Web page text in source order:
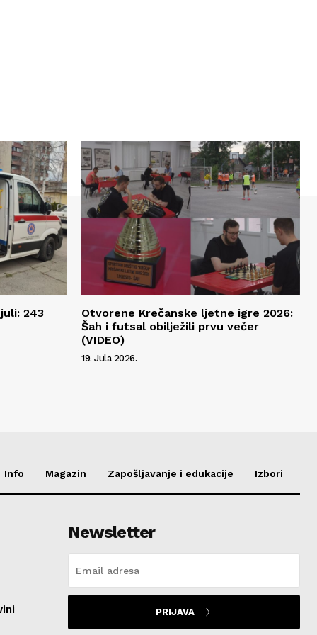
243
Otvorene Krečanske ljetne igre 2026:
Šah i futsal obilježili prvu večer
(VIDEO)
19. Jula 2026.
Info Magazin Zapošljavanje i edukacije Izbori
Newsletter
PRIJAVA